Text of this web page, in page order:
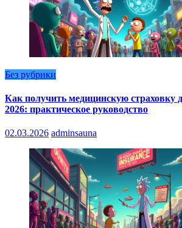
Без рубрики
Как получить медицинскую
2026: практическое руководство
02.03.2026 adminsauna